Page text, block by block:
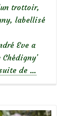
trottoir,
labellisé
Eve a
de …